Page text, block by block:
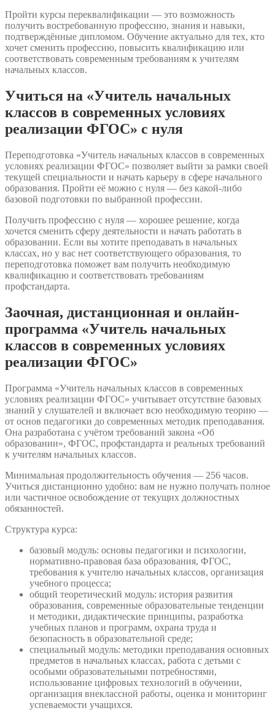
Пройти курсы переквалификации — это возможность
получить востребованную профессию, знания и навыки,
подтверждённые дипломом. Обучение актуально для тех, кто
хочет сменить профессию, повысить квалификацию или
соответствовать современным требованиям к учителям
начальных классов.
Учиться на «Учитель начальных
классов в современных условиях
реализации ФГОС» с нуля
Переподготовка «Учитель начальных классов в современных
условиях реализации ФГОС» позволяет выйти за рамки своей
текущей специальности и начать карьеру в сфере начального
образования. Пройти её можно с нуля — без какой-либо
базовой подготовки по выбранной профессии.
Получить профессию с нуля — хорошее решение, когда
хочется сменить сферу деятельности и начать работать в
образовании. Если вы хотите преподавать в начальных
классах, но у вас нет соответствующего образования, то
переподготовка поможет вам получить необходимую
квалификацию и соответствовать требованиям
профстандарта.
Заочная, дистанционная и онлайн-
программа «Учитель начальных
классов в современных условиях
реализации ФГОС»
Программа «Учитель начальных классов в современных
условиях реализации ФГОС» учитывает отсутствие базовых
знаний у слушателей и включает всю необходимую теорию —
от основ педагогики до современных методик преподавания.
Она разработана с учётом требований закона «Об
образовании», ФГОС, профстандарта и реальных требований
к учителям начальных классов.
Минимальная продолжительность обучения — 256 часов.
Учиться дистанционно удобно: вам не нужно получать полное
или частичное освобождение от текущих должностных
обязанностей.
Структура курса:
базовый модуль: основы педагогики и психологии,
нормативно-правовая база образования, ФГОС,
требования к учителю начальных классов, организация
учебного процесса;
общий теоретический модуль: история развития
образования, современные образовательные тенденции
и методики, дидактические принципы, разработка
учебных планов и программ, охрана труда и
безопасность в образовательной среде;
специальный модуль: методики преподавания основных
предметов в начальных классах, работа с детьми с
особыми образовательными потребностями,
использование цифровых технологий в обучении,
организация внеклассной работы, оценка и мониторинг
успеваемости учащихся.